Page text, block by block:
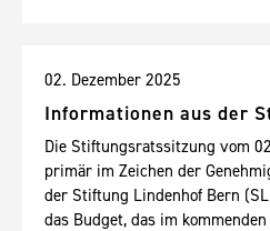
02. Dezember 2025
Informationen aus der
Die Stiftungsratssitzung vom
primär im Zeichen der
der Stiftung Lindenhof Bern
das Budget, das im